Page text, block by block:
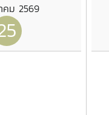
ม 2569